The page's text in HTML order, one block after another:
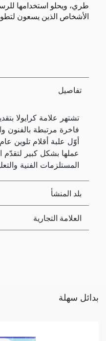
طري، ويحلو استخدامها
الأشخاص الذين يسعون
تفاصيل
تشتهر علامة كرايولا
فاخرة مرتبطة بالفنون
عملها بشكل كبير
المستلزمات الفنية
بلد المنشأ
العلامة التجارية
بدائل سهلة